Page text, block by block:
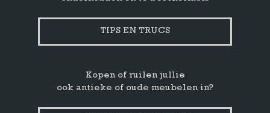
TIPS EN TRUCS
Kopen of ruilen jullie
ook antieke of oude meubelen in?